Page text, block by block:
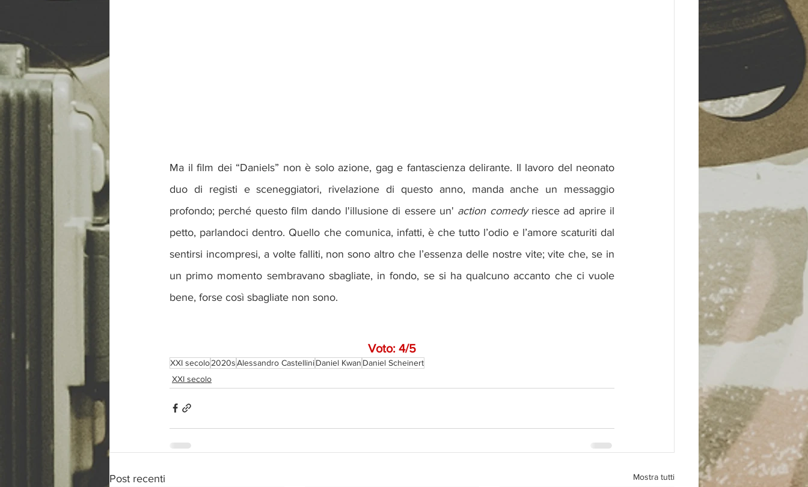
Ma il film dei “Daniels” non è solo azione, gag e fantascienza delirante. Il lavoro del neonato
duo di registi e sceneggiatori, rivelazione di questo anno, manda anche un messaggio
profondo; perché questo film dando l'illusione di essere un' action comedy riesce ad aprire il
petto, parlandoci dentro. Quello che comunica, infatti, è che tutto l’odio e l’amore scaturiti dal
sentirsi incompresi, a volte falliti, non sono altro che l’essenza delle nostre vite; vite che, se in
un primo momento sembravano sbagliate, in fondo, se si ha qualcuno accanto che ci vuole
bene, forse così sbagliate non sono.
Voto: 4/5
XXI secolo2020sAlessandro CastelliniDaniel Kwan Daniel Scheinert
XXI secolo
Post recenti Mostra tutti